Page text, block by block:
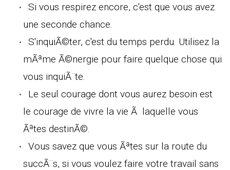
Si vous respirez encore, c'est que vous avez
une seconde chance.
S'inquiÃ©ter, c'est du temps perdu. Utilisez la
mÃªme Ã©nergie pour faire quelque chose qui
vous inquiÃ¨te.
Le seul courage dont vous aurez besoin est
le courage de vivre la vie Ã laquelle vous
Ãªtes destinÃ©.
Vous savez que vous Ãªtes sur la route du
succÃ¨s, si vous voulez faire votre travail sans